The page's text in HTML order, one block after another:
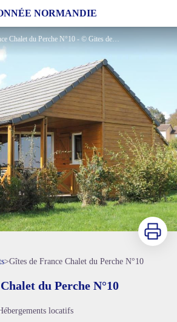
NORMANDIE
Perche N°10
Gîtes de France Chalet du Perche N°10 - © Gites de France Orne
Imprimer
>Gîtes de France Chalet du Perche N°10
du Perche N°10
locatifs